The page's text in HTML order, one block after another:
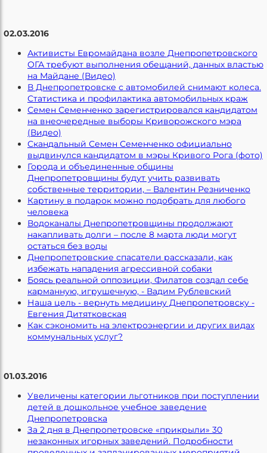
02.03.2016
Активисты Евромайдана возле Днепропетровского
ОГА требуют выполнения обещаний, данных властью
на Майдане (Видео)
В Днепропетровске с автомобилей снимают колеса.
Статистика и профилактика автомобильных краж
Семен Семенченко зарегистрировался кандидатом
на внеочередные выборы Криворожского мэра
(Видео)
Скандальный Семен Семенченко официально
выдвинулся кандидатом в мэры Кривого Рога (фото)
Города и объединенные общины
Днепропетровщины будут учить развивать
собственные территории, – Валентин Резниченко
Картину в подарок можно подобрать для любого
человека
Водоканалы Днепропетровщины продолжают
накапливать долги – после 8 марта люди могут
остаться без воды
Днепропетровские спасатели рассказали, как
избежать нападения агрессивной собаки
Боясь реальной оппозиции, Филатов создал себе
карманную, игрушечную, - Вадим Рублевский
Наша цель - вернуть медицину Днепропетровску -
Евгения Дитятковская
Как сэкономить на электроэнергии и других видах
коммунальных услуг?
01.03.2016
Увеличены категории льготников при поступлении
детей в дошкольное учебное заведение
Днепропетровска
За 2 дня в Днепропетровске «прикрыли» 30
незаконных игорных заведений. Подробности